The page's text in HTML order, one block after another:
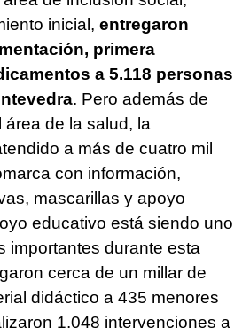
inicial, entregaron
primera
a 5.118 personas
. Pero además de
de la salud, la
a más de cuatro mil
con información,
mascarillas y apoyo
educativo está siendo uno
importantes durante esta
cerca de un millar de
didáctico a 435 menores
1.048 intervenciones a